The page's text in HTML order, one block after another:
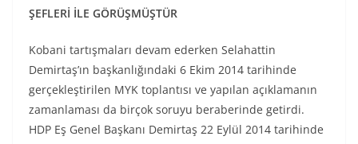
ŞEFLERİ İLE GÖRÜŞMÜŞTÜR
Kobani tartışmaları devam ederken Selahattin
Demirtaş’ın başkanlığındaki 6 Ekim 2014 tarihinde
gerçekleştirilen MYK toplantısı ve yapılan açıklamanın
zamanlaması da birçok soruyu beraberinde getirdi.
HDP Eş Genel Başkanı Demirtaş 22 Eylül 2014 tarihinde